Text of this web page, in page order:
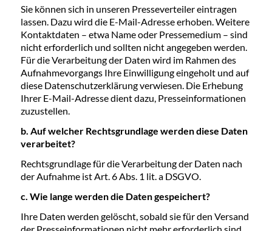
Sie können sich in unseren Presseverteiler eintragen
lassen. Dazu wird die E-Mail-Adresse erhoben. Weitere
Kontaktdaten – etwa Name oder Pressemedium – sind
nicht erforderlich und sollten nicht angegeben werden.
Für die Verarbeitung der Daten wird im Rahmen des
Aufnahmevorgangs Ihre Einwilligung eingeholt und auf
diese Datenschutzerklärung verwiesen. Die Erhebung
Ihrer E-Mail-Adresse dient dazu, Presseinformationen
zuzustellen.
b. Auf welcher Rechtsgrundlage werden diese Daten
verarbeitet?
Rechtsgrundlage für die Verarbeitung der Daten nach
der Aufnahme ist Art. 6 Abs. 1 lit. a DSGVO.
c. Wie lange werden die Daten gespeichert?
Ihre Daten werden gelöscht, sobald sie für den Versand